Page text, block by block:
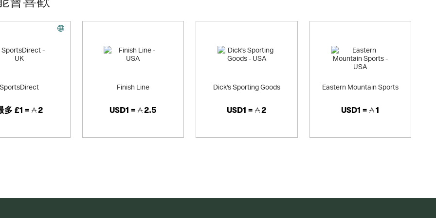
SportsDirect
多 £1 = 2
Finish Line
USD1 = 2.5
Dick's Sporting Goods
USD1 = 2
Eastern Mountain Sports
USD1 = 1